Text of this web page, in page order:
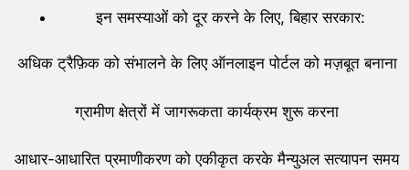
इन समस्याओं को दूर करने के लिए, बिहार सरकार:
अधिक ट्रैफ़िक को संभालने के लिए ऑनलाइन पोर्टल को मज़बूत बनाना
ग्रामीण क्षेत्रों में जागरूकता कार्यक्रम शुरू करना
आधार-आधारित प्रमाणीकरण को एकीकृत करके मैन्युअल सत्यापन समय